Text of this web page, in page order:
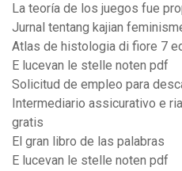
La teoría de los juegos fue
Jurnal tentang kajian
Atlas de histologia di fiore 7
E lucevan le stelle noten pdf
Solicitud de empleo para
Intermediario assicurativo e
gratis
El gran libro de las palabras
E lucevan le stelle noten pdf